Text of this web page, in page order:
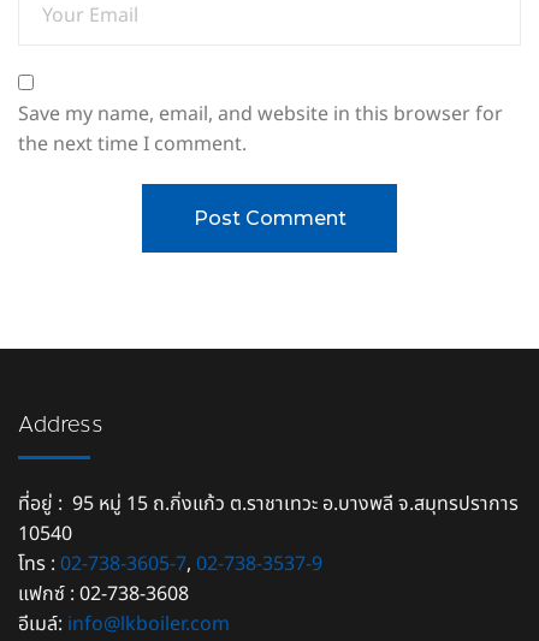
Save my name, email, and website in this browser for
the next time I comment.
Address
ที่อยู่ : 95 หมู่ 15 ถ.กิ่งแก้ว ต.ราชาเทวะ อ.บางพลี จ.สมุทรปราการ
10540
โทร : 02-738-3605-7, 02-738-3537-9
แฟกซ์ : 02-738-3608
อีเมล์: info@lkboiler.com